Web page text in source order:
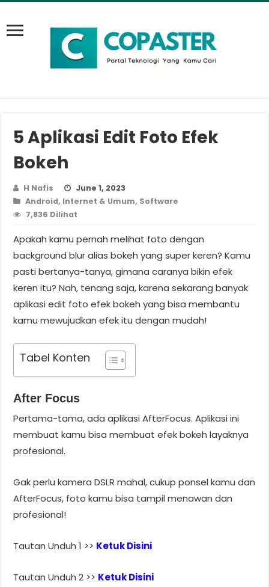
5 Aplikasi Edit Foto Efek
Bokeh
H Nafis
June 1, 2023
Android, Internet & Umum, Software
7,836 Dilihat
Apakah kamu pernah melihat foto dengan
background blur alias bokeh yang super keren? Kamu
pasti bertanya-tanya, gimana caranya bikin efek
keren itu? Nah, tenang saja, karena sekarang banyak
aplikasi edit foto efek bokeh yang bisa membantu
kamu mewujudkan efek itu dengan mudah!
Tabel Konten
After Focus
Pertama-tama, ada aplikasi AfterFocus. Aplikasi ini
membuat kamu bisa membuat efek bokeh layaknya
profesional.
Gak perlu kamera DSLR mahal, cukup ponsel kamu dan
AfterFocus, foto kamu bisa tampil menawan dan
profesional!
Tautan Unduh 1 >> Ketuk Disini
Tautan Unduh 2 >> Ketuk Disini